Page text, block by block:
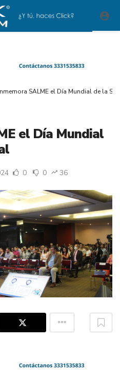
SALME el Día Mundial de la
el Día Mundial
0 0 36